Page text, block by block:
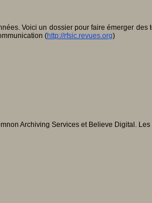
Voici un dossier pour faire émerger
(http://rfsic.revues.org)
Archiving Services et Believe Digital.